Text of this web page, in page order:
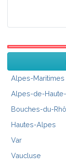
Alpes-Maritimes
Alpes-de-
Bouches-du-
Hautes-Alpes
Var
Vaucluse